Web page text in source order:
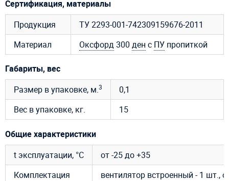
Сертификация, материалы
Продукция
ТУ 2293-001-742309159676-2011
Материал
Оксфорд300 ден с ПУ пропиткой
Габариты, вес
Размер в упаковке, м.3
0,1
Вес в упаковке, кг.
15
Общие характеристики
t эксплуатации, °C
от -25 до +35
Комплектация
вентилятор встроенный - 1 шт.,